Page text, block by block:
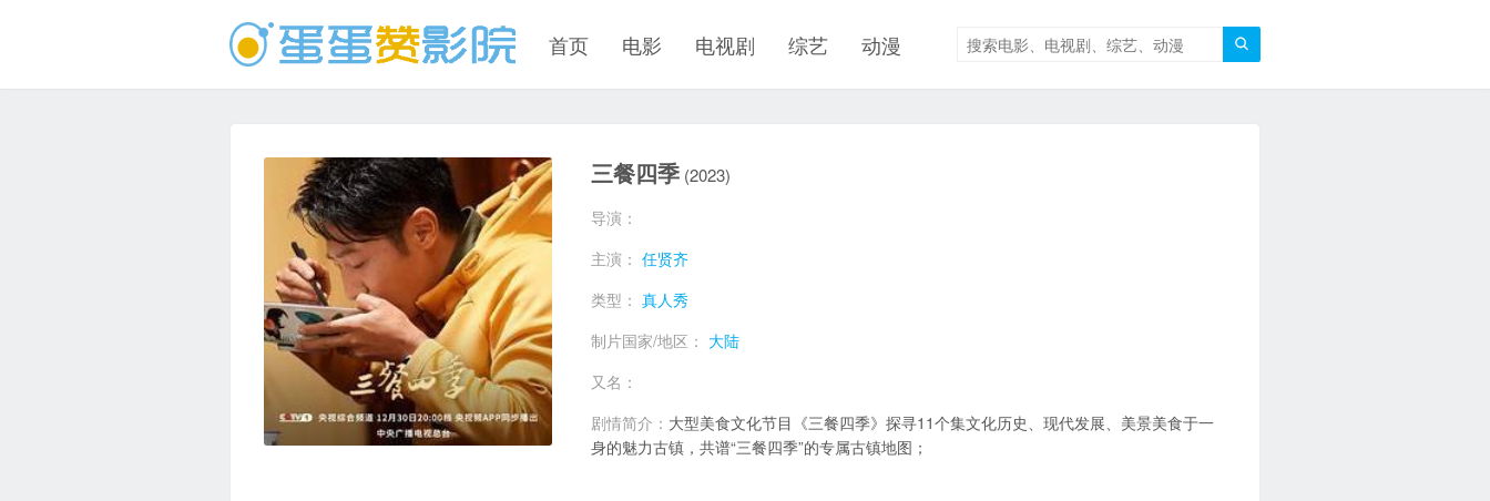

首页 电影 电视剧 综艺 动漫
三餐四季 (2023)
导演：
主演： 任贤齐
类型： 真人秀
制片国家/地区： 大陆
又名：
剧情简介： 大型美食文化节目《三餐四季》探寻11个集文化历史、现代发展、美景美食于一
身的魅力古镇，共谱“三餐四季”的专属古镇地图；